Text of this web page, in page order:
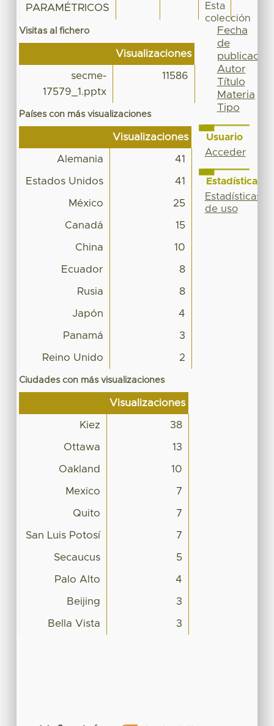
PARAMÉTRICOS
Visitas al fichero
Visualizaciones
secme-
17579_1.pptx
11586
Países con más visualizaciones
Visualizaciones
Alemania 41
Estados Unidos 41
México 25
Canadá 15
China 10
Ecuador 8
Rusia 8
Japón 4
Panamá 3
Reino Unido 2
Ciudades con más visualizaciones
Visualizaciones
Kiez 38
Ottawa 13
Oakland 10
Mexico 7
Quito 7
San Luis Potosí 7
Secaucus 5
Palo Alto 4
Beijing 3
Bella Vista 3
Esta
colección
Fecha
de
publicación
Autor
Título
Materia
Tipo
Usuario
Acceder
Estadísticas
Estadísticas
de uso